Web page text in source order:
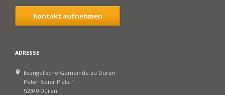
Kontakt aufnehmen
ADRESSE
Evangelische Gemeinde zu Düren
Peter Beier Platz 1
52349 Düren